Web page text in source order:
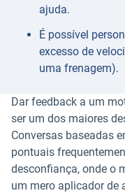
ajuda.
É possível
excesso de
uma frenagem).
Dar feedback a um
ser um dos maiores
Conversas baseadas
pontuais
desconfiança, onde o
um mero aplicador de